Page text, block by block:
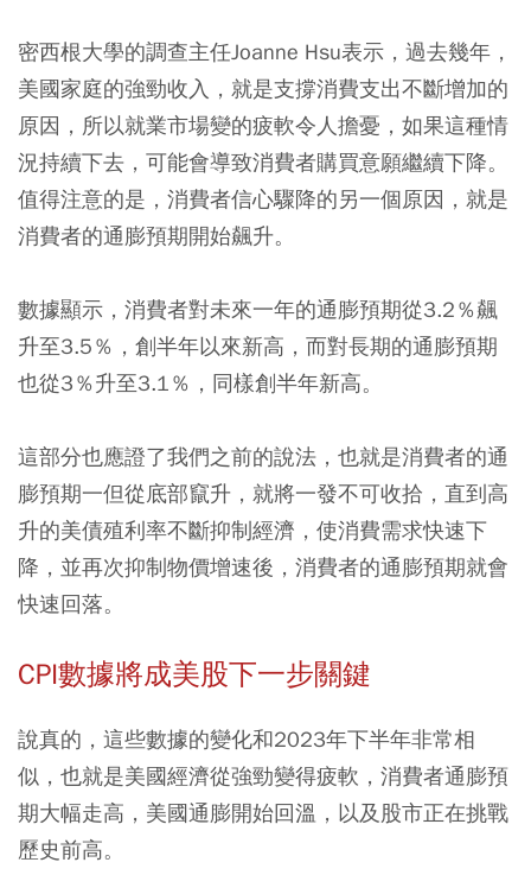
密西根大學的調查主任Joanne Hsu表示，過去幾年，
美國家庭的強勁收入，就是支撐消費支出不斷增加的
原因，所以就業市場變的疲軟令人擔憂，如果這種情
況持續下去，可能會導致消費者購買意願繼續下降。
值得注意的是，消費者信心驟降的另一個原因，就是
消費者的通膨預期開始飆升。
數據顯示，消費者對未來一年的通膨預期從3.2％飆
升至3.5％，創半年以來新高，而對長期的通膨預期
也從3％升至3.1％，同樣創半年新高。
這部分也應證了我們之前的說法，也就是消費者的通
膨預期一但從底部竄升，就將一發不可收拾，直到高
升的美債殖利率不斷抑制經濟，使消費需求快速下
降，並再次抑制物價增速後，消費者的通膨預期就會
快速回落。
CPI數據將成美股下一步關鍵
說真的，這些數據的變化和2023年下半年非常相
似，也就是美國經濟從強勁變得疲軟，消費者通膨預
期大幅走高，美國通膨開始回溫，以及股市正在挑戰
歷史前高。